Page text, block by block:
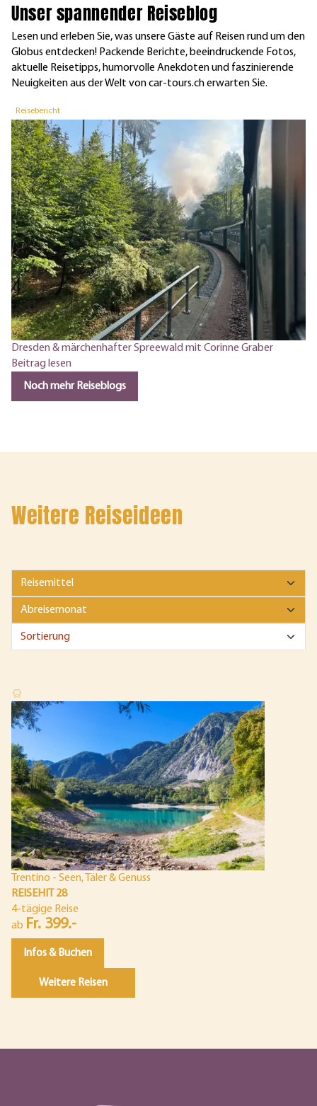
Unser spannender Reiseblog
Lesen und erleben Sie, was unsere Gäste auf Reisen rund um den
Globus entdecken! Packende Berichte, beeindruckende Fotos,
aktuelle Reisetipps, humorvolle Anekdoten und faszinierende
Neuigkeiten aus der Welt von car-tours.ch erwarten Sie.
Reisebericht
Dresden & märchenhafter Spreewald mit Corinne Graber
Beitrag lesen
Noch mehr Reiseblogs
Weitere Reiseideen
Trentino - Seen, Täler & Genuss
REISEHIT 28
4-tägige Reise
ab Fr. 399.-
Infos & Buchen
Weitere Reisen